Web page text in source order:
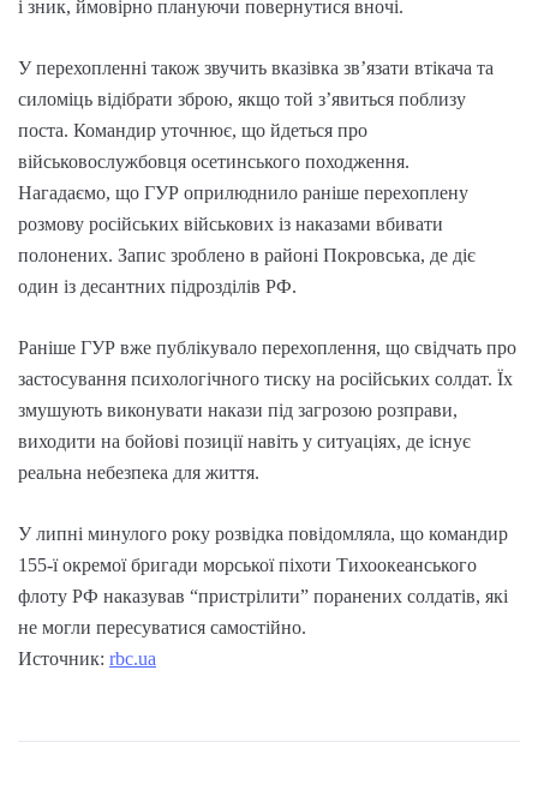
і зник, ймовірно плануючи повернутися вночі.
У перехопленні також звучить вказівка зв’язати втікача та
силоміць відібрати зброю, якщо той з’явиться поблизу
поста. Командир уточнює, що йдеться про
військовослужбовця осетинського походження.
Нагадаємо, що ГУР оприлюднило раніше перехоплену
розмову російських військових із наказами вбивати
полонених. Запис зроблено в районі Покровська, де діє
один із десантних підрозділів РФ.
Раніше ГУР вже публікувало перехоплення, що свідчать про
застосування психологічного тиску на російських солдат. Їх
змушують виконувати накази під загрозою розправи,
виходити на бойові позиції навіть у ситуаціях, де існує
реальна небезпека для життя.
У липні минулого року розвідка повідомляла, що командир
155-ї окремої бригади морської піхоти Тихоокеанського
флоту РФ наказував “пристрілити” поранених солдатів, які
не могли пересуватися самостійно.
Источник: rbc.ua